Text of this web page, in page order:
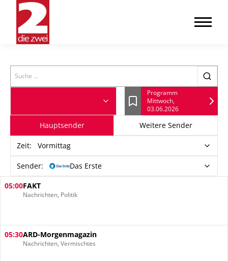
Search
Lesezeichen
Programm
Mittwoch,
03.06.2026
Hauptsender Weitere Sender
Zeit: Vormittag
Sender: Das Erste
05:00FAKT
Nachrichten, Politik
05:30ARD-Morgenmagazin
Nachrichten, Vermischtes